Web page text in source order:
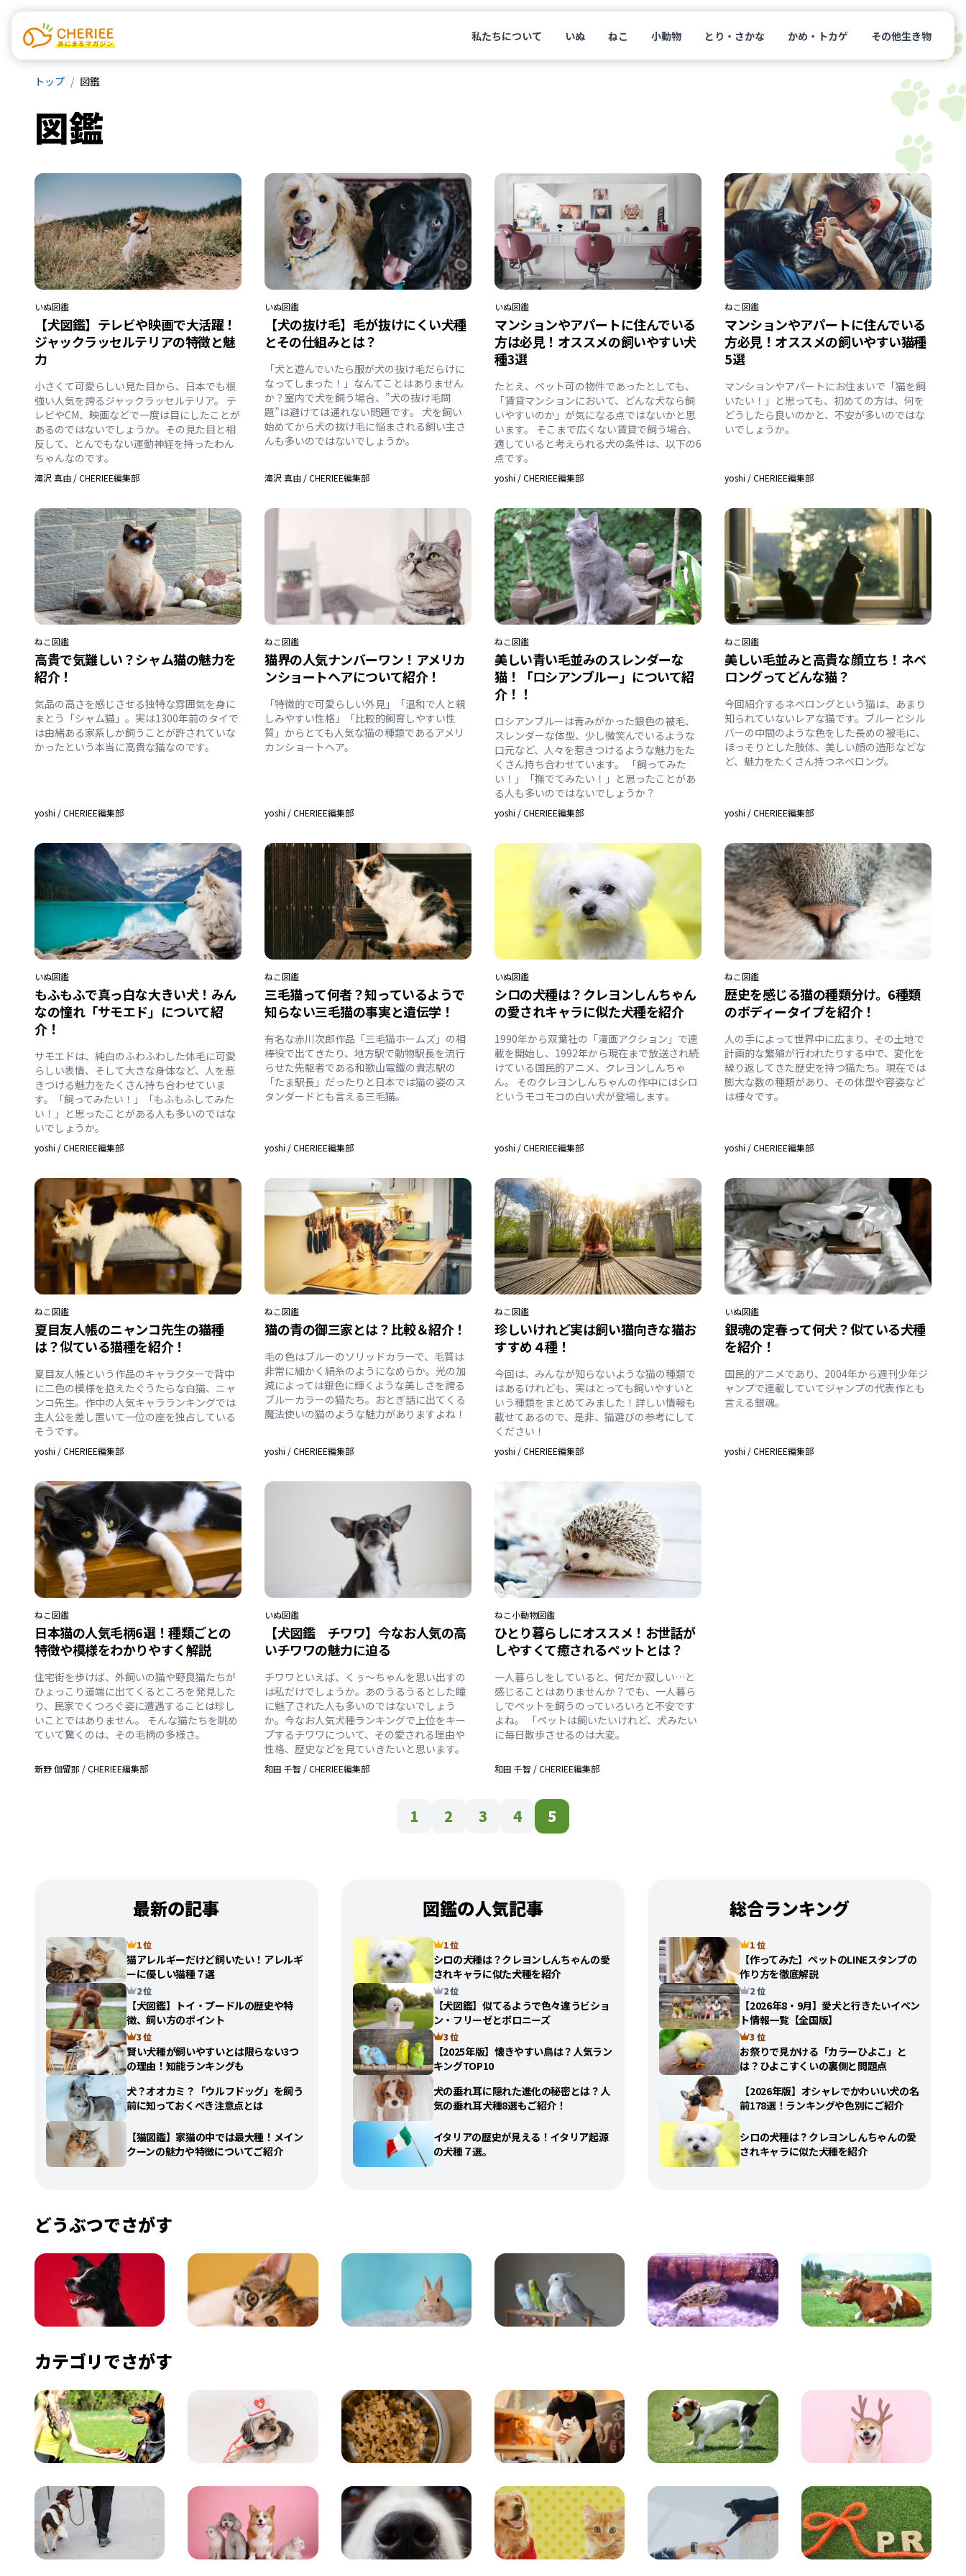
私たちについて いぬ ねこ 小動物 とり・さかな かめ・トカゲ その他生き物
トップ 図鑑
図鑑
いぬ図鑑
【犬図鑑】テレビや映画で大活躍！
ジャックラッセルテリアの特徴と魅
力
小さくて可愛らしい見た目から、日本でも根
強い人気を誇るジャックラッセルテリア。 テ
レビやCM、映画などで一度は目にしたことが
あるのではないでしょうか。その見た目と相
反して、とんでもない運動神経を持ったわん
ちゃんなのです。
滝沢 真由 /CHERIEE編集部
いぬ図鑑
【犬の抜け毛】毛が抜けにくい犬種
とその仕組みとは？
「犬と遊んでいたら服が犬の抜け毛だらけに
なってしまった！」なんてことはありません
か？室内で犬を飼う場合、”犬の抜け毛問
題”は避けては通れない問題です。 犬を飼い
始めてから犬の抜け毛に悩まされる飼い主さ
んも多いのではないでしょうか。
滝沢 真由 /CHERIEE編集部
いぬ図鑑
マンションやアパートに住んでいる
方は必見！オススメの飼いやすい犬
種3選
たとえ、ペット可の物件であったとしても、
「賃貸マンションにおいて、どんな犬なら飼
いやすいのか」が気になる点ではないかと思
います。 そこまで広くない賃貸で飼う場合、
適していると考えられる犬の条件は、以下の6
点です。
yoshi /CHERIEE編集部
ねこ図鑑
マンションやアパートに住んでいる
方必見！オススメの飼いやすい猫種
5選
マンションやアパートにお住まいで「猫を飼
いたい！」と思っても、初めての方は、何を
どうしたら良いのかと、不安が多いのではな
いでしょうか。
yoshi /CHERIEE編集部
ねこ図鑑
高貴で気難しい？シャム猫の魅力を
紹介！
気品の高さを感じさせる独特な雰囲気を身に
まとう「シャム猫」。実は1300年前のタイで
は由緒ある家系しか飼うことが許されていな
かったという本当に高貴な猫なのです。
yoshi /CHERIEE編集部
ねこ図鑑
猫界の人気ナンバーワン！アメリカ
ンショートヘアについて紹介！
「特徴的で可愛らしい外見」「温和で人と親
しみやすい性格」「比較的飼育しやすい性
質」からとても人気な猫の種類であるアメリ
カンショートヘア。
yoshi /CHERIEE編集部
ねこ図鑑
美しい青い毛並みのスレンダーな
猫！「ロシアンブルー」について紹
介！！
ロシアンブルーは青みがかった銀色の被毛、
スレンダーな体型、少し微笑んでいるような
口元など、人々を惹きつけるような魅力をた
くさん持ち合わせています。 「飼ってみた
い！」「撫でてみたい！」と思ったことがあ
る人も多いのではないでしょうか？
yoshi /CHERIEE編集部
ねこ図鑑
美しい毛並みと高貴な顔立ち！ネベ
ロングってどんな猫？
今回紹介するネベロングという猫は、あまり
知られていないレアな猫です。ブルーとシル
バーの中間のような色をした長めの被毛に、
ほっそりとした肢体、美しい顔の造形などな
ど、魅力をたくさん持つネベロング。
yoshi /CHERIEE編集部
いぬ図鑑
もふもふで真っ白な大きい犬！みん
なの憧れ「サモエド」について紹
介！
サモエドは、純白のふわふわした体毛に可愛
らしい表情、そして大きな身体など、人を惹
きつける魅力をたくさん持ち合わせていま
す。「飼ってみたい！」「もふもふしてみた
い！」と思ったことがある人も多いのではな
いでしょうか。
yoshi /CHERIEE編集部
ねこ図鑑
三毛猫って何者？知っているようで
知らない三毛猫の事実と遺伝学！
有名な赤川次郎作品「三毛猫ホームズ」の相
棒役で出てきたり、地方駅で動物駅長を流行
らせた先駆者である和歌山電鐵の貴志駅の
「たま駅長」だったりと日本では猫の姿のス
タンダードとも言える三毛猫。
yoshi /CHERIEE編集部
いぬ図鑑
シロの犬種は？クレヨンしんちゃん
の愛されキャラに似た犬種を紹介
1990年から双葉社の「漫画アクション」で連
載を開始し、1992年から現在まで放送され続
けている国民的アニメ、クレヨンしんちゃ
ん。 そのクレヨンしんちゃんの作中にはシロ
というモコモコの白い犬が登場します。
yoshi /CHERIEE編集部
ねこ図鑑
歴史を感じる猫の種類分け。6種類
のボディータイプを紹介！
人の手によって世界中に広まり、その土地で
計画的な繁殖が行われたりする中で、変化を
繰り返してきた歴史を持つ猫たち。現在では
膨大な数の種類があり、その体型や容姿など
は様々です。
yoshi /CHERIEE編集部
ねこ図鑑
夏目友人帳のニャンコ先生の猫種
は？似ている猫種を紹介！
夏目友人帳という作品のキャラクターで背中
に二色の模様を抱えたぐうたらな白猫、ニャ
ンコ先生。作中の人気キャラランキングでは
主人公を差し置いて一位の座を独占している
そうです。
yoshi /CHERIEE編集部
ねこ図鑑
猫の青の御三家とは？比較＆紹介！
毛の色はブルーのソリッドカラーで、毛質は
非常に細かく絹糸のようになめらか。光の加
減によっては銀色に輝くような美しさを誇る
ブルーカラーの猫たち。おとぎ話に出てくる
魔法使いの猫のような魅力がありますよね！
yoshi /CHERIEE編集部
ねこ図鑑
珍しいけれど実は飼い猫向きな猫お
すすめ４種！
今回は、みんなが知らないような猫の種類で
はあるけれども、実はとっても飼いやすいと
いう種類をまとめてみました！詳しい情報も
載せてあるので、是非、猫選びの参考にして
ください！
yoshi /CHERIEE編集部
いぬ図鑑
銀魂の定春って何犬？似ている犬種
を紹介！
国民的アニメであり、2004年から週刊少年ジ
ャンプで連載していてジャンプの代表作とも
言える銀魂。
yoshi /CHERIEE編集部
ねこ図鑑
日本猫の人気毛柄6選！種類ごとの
特徴や模様をわかりやすく解説
住宅街を歩けば、外飼いの猫や野良猫たちが
ひょっこり道端に出てくるところを発見した
り、民家でくつろぐ姿に遭遇することは珍し
いことではありません。 そんな猫たちを眺め
ていて驚くのは、その毛柄の多様さ。
新野 伽留那 /CHERIEE編集部
いぬ図鑑
【犬図鑑 チワワ】今なお人気の高
いチワワの魅力に迫る
チワワといえば、くぅ〜ちゃんを思い出すの
は私だけでしょうか。あのうるうるとした瞳
に魅了された人も多いのではないでしょう
か。今なお人気犬種ランキングで上位をキー
プするチワワについて、その愛される理由や
性格、歴史などを見ていきたいと思います。
和田 千智 /CHERIEE編集部
ねこ小動物図鑑
ひとり暮らしにオススメ！お世話が
しやすくて癒されるペットとは？
一人暮らしをしていると、何だか寂しい…と
感じることはありませんか？でも、一人暮ら
しでペットを飼うのっていろいろと不安です
よね。 「ペットは飼いたいけれど、犬みたい
に毎日散歩させるのは大変。
和田 千智 /CHERIEE編集部
1 2 3 4 5
最新の記事
1 位
猫アレルギーだけど飼いたい！アレルギ
ーに優しい猫種７選
2 位
【犬図鑑】トイ・プードルの歴史や特
徴、飼い方のポイント
3 位
賢い犬種が飼いやすいとは限らない3つ
の理由！知能ランキングも
犬？オオカミ？「ウルフドッグ」を飼う
前に知っておくべき注意点とは
【猫図鑑】家猫の中では最大種！メイン
クーンの魅力や特徴についてご紹介
図鑑の人気記事
1 位
シロの犬種は？クレヨンしんちゃんの愛
されキャラに似た犬種を紹介
2 位
【犬図鑑】似てるようで色々違うビショ
ン・フリーゼとボロニーズ
3 位
【2025年版】懐きやすい鳥は？人気ラン
キングTOP10
犬の垂れ耳に隠れた進化の秘密とは？人
気の垂れ耳犬種8選もご紹介！
イタリアの歴史が見える！イタリア起源
の犬種７選。
総合ランキング
1 位
【作ってみた】ペットのLINEスタンプの
作り方を徹底解説
2 位
【2026年8・9月】愛犬と行きたいイベン
ト情報一覧【全国版】
3 位
お祭りで見かける「カラーひよこ」と
は？ひよこすくいの裏側と問題点
【2026年版】オシャレでかわいい犬の名
前178選！ランキングや色別にご紹介
シロの犬種は？クレヨンしんちゃんの愛
されキャラに似た犬種を紹介
どうぶつでさがす
カテゴリでさがす